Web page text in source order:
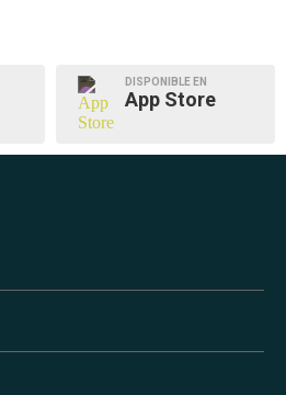
DISPONIBLE EN
App Store